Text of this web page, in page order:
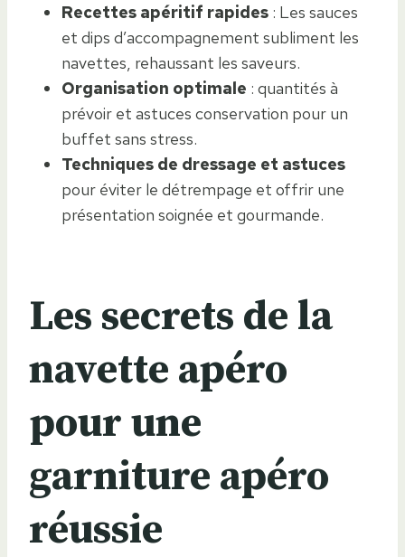
Recettes apéritif rapides : Les sauces
et dips d’accompagnement subliment les
navettes, rehaussant les saveurs.
Organisation optimale : quantités à
prévoir et astuces conservation pour un
buffet sans stress.
Techniques de dressage et astuces
pour éviter le détrempage et offrir une
présentation soignée et gourmande.
Les secrets de la
navette apéro
pour une
garniture apéro
réussie